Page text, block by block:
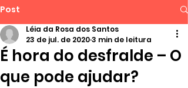
Post
É hora do desfralde – O
que pode ajudar?
Léia da Rosa dos Santos
23 de jul. de 20203 min de leitura